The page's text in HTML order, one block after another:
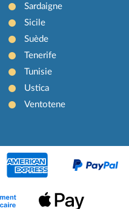
Sardaigne
Sicile
Suède
Tenerife
Tunisie
Ustica
Ventotene